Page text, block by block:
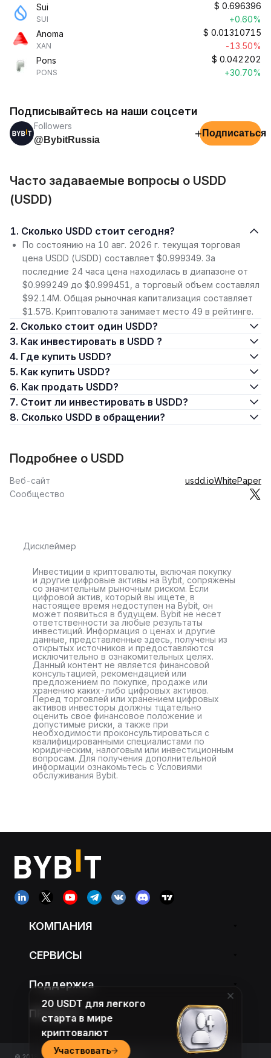
Sui
SUI
$ 0.696396
+0.60%
Anoma
XAN
$ 0.01310715
-13.50%
Pons
PONS
$ 0.042202
+30.70%
Подписывайтесь на наши соцсети
Followers
@BybitRussia
+ Подписаться
Часто задаваемые вопросы о USDD
(USDD)
1. Сколько USDD стоит сегодня?
По состоянию на 10 авг. 2026 г. текущая торговая
цена USDD (USDD) составляет $0.999349. За
последние 24 часа цена находилась в диапазоне от
$0.999249 до $0.999451, а торговый объем составлял
$92.14M. Общая рыночная капитализация составляет
$1.57B. Криптовалюта занимает место 49 в рейтинге.
2. Сколько стоит один USDD?
3. Как инвестировать в USDD ?
4. Где купить USDD?
5. Как купить USDD?
6. Как продать USDD?
7. Стоит ли инвестировать в USDD?
8. Сколько USDD в обращении?
Подробнее о USDD
Веб-сайт usdd.ioWhitePaper
Сообщество
Дисклеймер
Инвестиции в криптовалюты, включая покупку
и другие цифровые активы на Bybit, сопряжены
со значительным рыночным риском. Если
цифровой актив, который вы ищете, в
настоящее время недоступен на Bybit, он
может появиться в будущем. Bybit не несет
ответственности за любые результаты
инвестиций. Информация о ценах и другие
данные, представленные здесь, получены из
открытых источников и предоставляются
исключительно в ознакомительных целях.
Данный контент не является финансовой
консультацией, рекомендацией или
предложением по покупке, продаже или
хранению каких-либо цифровых активов.
Перед торговлей или хранением цифровых
активов инвесторы должны тщательно
оценить свое финансовое положение и
допустимые риски, а также при
необходимости проконсультироваться с
квалифицированными специалистами по
юридическим, налоговым или инвестиционным
вопросам. Для получения дополнительной
информации ознакомьтесь с Условиями
обслуживания Bybit.
КОМПАНИЯ
СЕРВИСЫ
Поддержка
ПРОДУКТ
20 USDT для легкого
старта в мире
криптовалют
Участвовать